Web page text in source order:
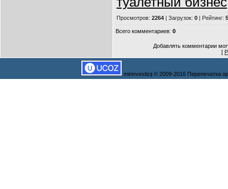
Просмотров: 2264 | Загрузок: 0 | Рейтинг:
Всего комментариев: 0
Добавлять комментарии
[
mirinvestizij © 2009-2016 Перепечатка